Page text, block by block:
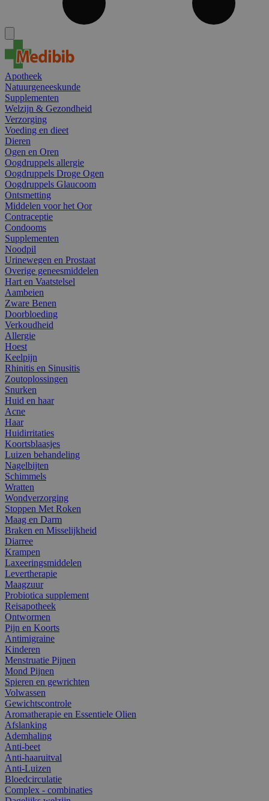
Apotheek
Natuurgeneeskunde
Supplementen
Welzijn & Gezondheid
Verzorging
Voeding en dieet
Dieren
Ogen en Oren
Oogdruppels allergie
Oogdruppels Droge Ogen
Oogdruppels Glaucoom
Ontsmetting
Middelen voor het Oor
Contraceptie
Condooms
Supplementen
Noodpil
Urinewegen en Prostaat
Overige geneesmiddelen
Hart en Vaatstelsel
Aambeien
Zware Benen
Doorbloeding
Verkoudheid
Allergie
Hoest
Keelpijn
Rhinitis en Sinusitis
Zoutoplossingen
Snurken
Huid en haar
Acne
Haar
Huidirritaties
Koortsblaasjes
Luizen behandeling
Nagelbijten
Schimmels
Wratten
Wondverzorging
Stoppen Met Roken
Maag en Darm
Braken en Misselijkheid
Diarree
Krampen
Laxeeringsmiddelen
Levertherapie
Maagzuur
Probiotica supplement
Reisapotheek
Ontwormen
Pijn en Koorts
Antimigraine
Kinderen
Menstruatie Pijnen
Mond Pijnen
Spieren en gewrichten
Volwassen
Gewichtscontrole
Aromatherapie en Essentiele Olien
Afslanking
Ademhaling
Anti-beet
Anti-haaruitval
Anti-Luizen
Bloedcirculatie
Complex - combinaties